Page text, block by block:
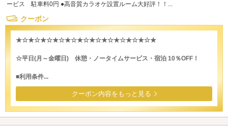
ービス 駐車料0円 ●高音質カラオケ設置ルーム大好評！！...
クーポン
★☆★☆★☆★☆★☆★☆★☆★☆★☆★☆★☆★
☆平日(月～金曜日) 休憩・ノータイムサービス・宿泊 10％OFF！
■利用条件...
クーポン内容をもっと見る